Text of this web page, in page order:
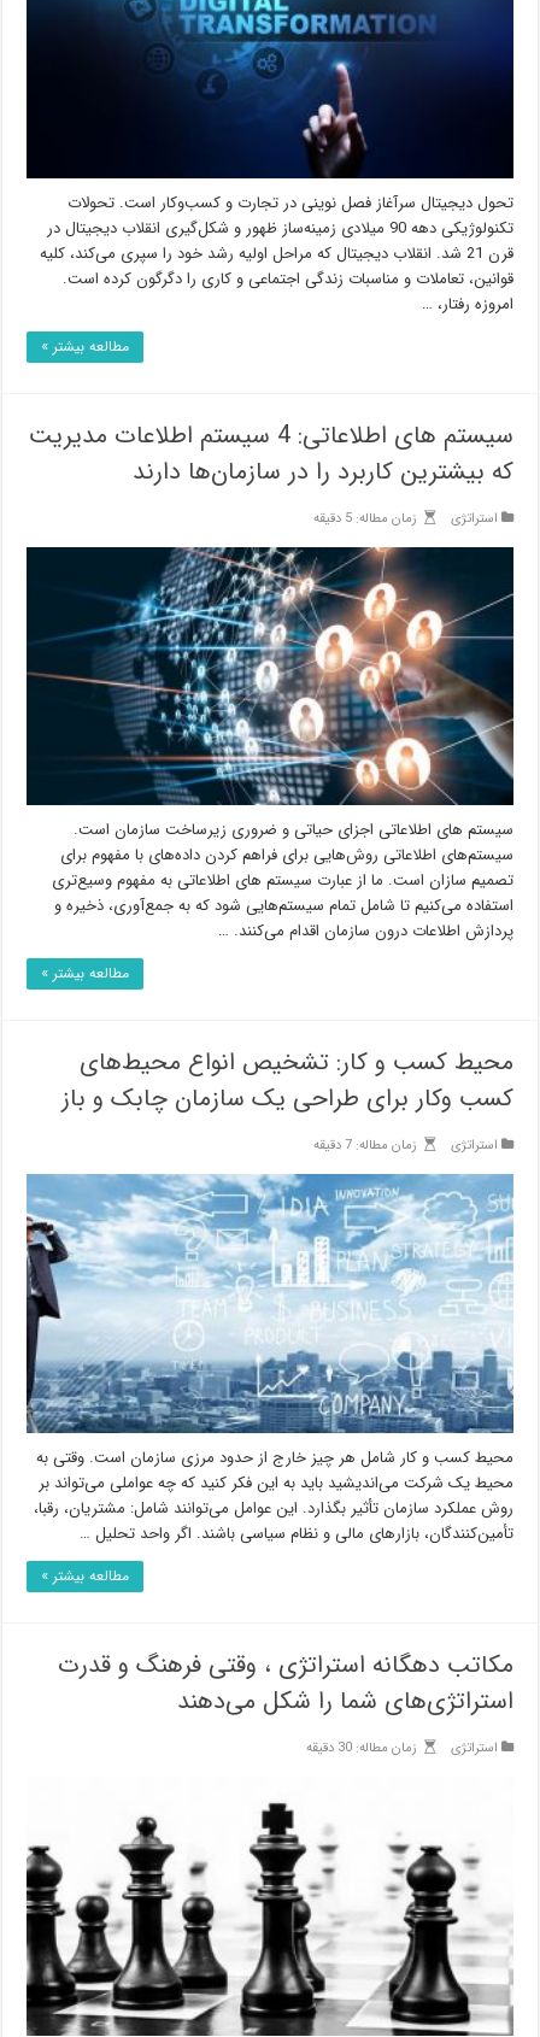
تحول دیجیتال سرآغاز فصل نوینی در تجارت و کسب‌وکار است. تحولات
تکنولوژیکی دهه 90 میلادی زمینه‌ساز ظهور و شکل‌گیری انقلاب دیجیتال در
قرن 21 شد. انقلاب دیجیتال که مراحل اولیه رشد خود را سپری می‌کند، کلیه
قوانین، تعاملات و مناسبات زندگی اجتماعی و کاری را دگرگون کرده است.
امروزه رفتار، …
مطالعه بیشتر »
سیستم های اطلاعاتی: 4 سیستم اطلاعات مدیریت
که بیشترین کاربرد را در سازمان‌ها دارند
استراتژی زمان مطاله: 5 دقیقه
سیستم های اطلاعاتی اجزای حیاتی و ضروری زیرساخت سازمان است.
سیستم‌های اطلاعاتی روش‌هایی برای فراهم کردن داده‌های با مفهوم برای
تصمیم سازان است. ما از عبارت سیستم های اطلاعاتی به مفهوم وسیع‌تری
استفاده می‌کنیم تا شامل تمام سیستم‌هایی شود که به جمع‌آوری، ذخیره و
پردازش اطلاعات درون سازمان اقدام می‌کنند. …
مطالعه بیشتر »
محیط کسب و کار: تشخیص انواع محیط‌های
کسب وکار برای طراحی یک سازمان چابک و باز
استراتژی زمان مطاله: 7 دقیقه
محیط کسب و کار شامل هر چیز خارج از حدود مرزی سازمان است. وقتی به
محیط یک شرکت می‌اندیشید باید به این فکر کنید که چه عواملی می‌تواند بر
روش عملکرد سازمان تأثیر بگذارد. این عوامل می‌توانند شامل: مشتریان، رقبا،
تأمین‌کنندگان، بازارهای مالی و نظام سیاسی باشند. اگر واحد تحلیل …
مطالعه بیشتر »
مکاتب دهگانه استراتژی ، وقتی فرهنگ و قدرت
استراتژی‌های شما را شکل می‌دهند
استراتژی زمان مطاله: 30 دقیقه